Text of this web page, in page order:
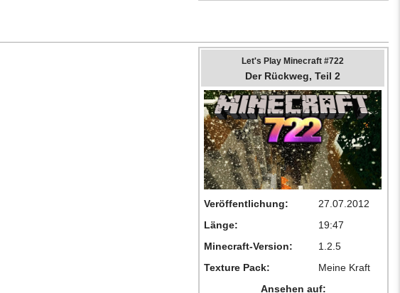
Let's Play Minecraft #722
Der Rückweg, Teil 2
Veröffentlichung:
27.07.2012
Länge:
19:47
Minecraft-Version:
1.2.5
Texture Pack:
Meine Kraft
Ansehen auf: